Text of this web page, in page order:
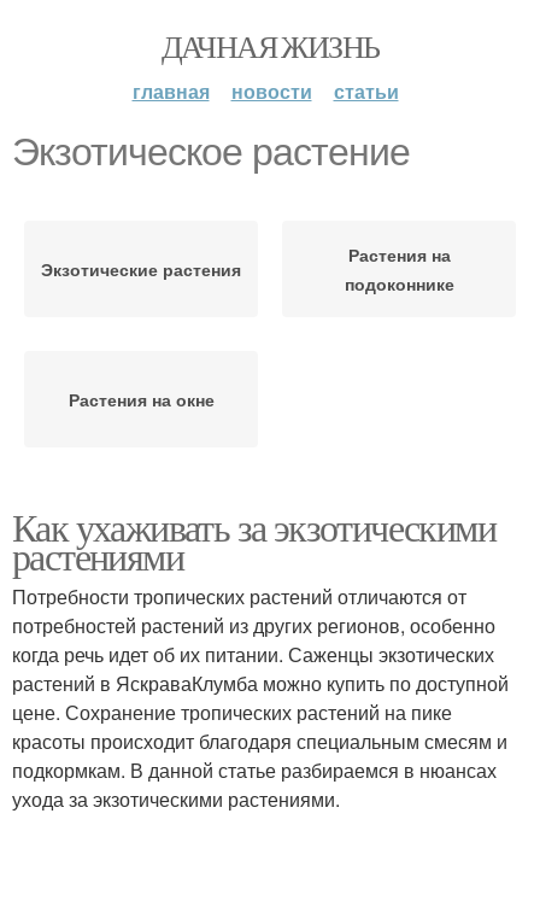
ДАЧНАЯ ЖИЗНЬ
главная новости статьи
Экзотическое растение
Экзотические растения
Растения на
подоконнике
Растения на окне
Как ухаживать за экзотическими
растениями
Потребности тропических растений отличаются от
потребностей растений из других регионов, особенно
когда речь идет об их питании. Саженцы экзотических
растений в ЯскраваКлумба можно купить по доступной
цене. Сохранение тропических растений на пике
красоты происходит благодаря специальным смесям и
подкормкам. В данной статье разбираемся в нюансах
ухода за экзотическими растениями.